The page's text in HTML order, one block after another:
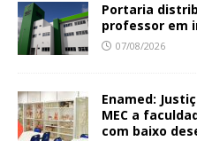
Portaria
professor em
07/08/2026
Enamed:
MEC a
com baixo